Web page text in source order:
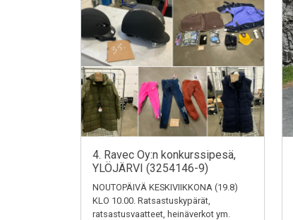
4. Ravec Oy:n konkurssipesä,
YLÖJÄRVI (3254146-9)
NOUTOPÄIVÄ KESKIVIIKKONA (19.8)
KLO 10.00. Ratsastuskypärät,
ratsastusvaatteet, heinäverkot ym.